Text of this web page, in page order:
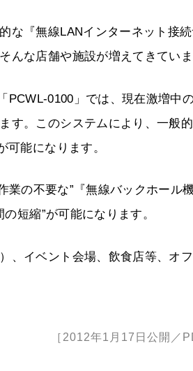
な『無線LANインターネット接
んな店舗や施設が増えてきていま
0100」では、現在激増中
す。このシステムにより、一般
可能になります。
業の不要な”『無線バックホール
短縮”が可能になります。
、イベント会場、飲食店等、オ
［2012年1月17日公開／